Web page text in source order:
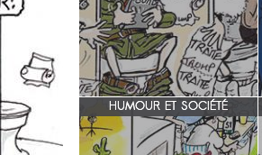
HUMOUR ET SOCIÉTÉ
zone 51